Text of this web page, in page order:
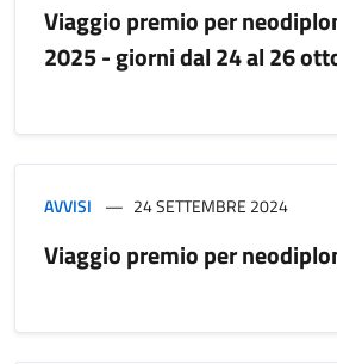
Viaggio premio per
2025 - giorni dal 24 al 26
AVVISI 24 SETTEMBRE 2024
Viaggio premio per